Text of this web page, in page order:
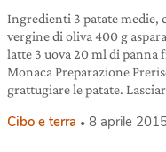
Ingredienti 3 patate medie,
vergine di oliva 400 g
latte 3 uova 20 ml di panna
Monaca Preparazione
grattugiare le patate.
Cibo e terra 8 aprile